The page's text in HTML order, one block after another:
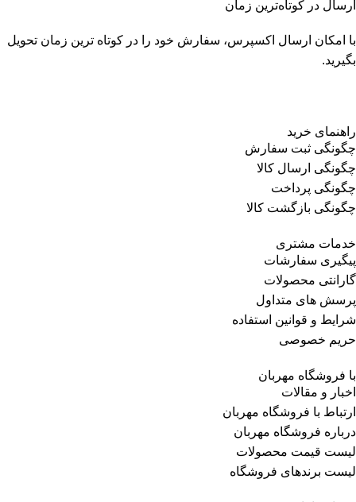
ارسال در کوتاه‌ترین زمان
با امکان ارسال اکسپرس، سفارش خود را در کوتاه ترین زمان تحویل
بگیرید.
راهنمای خرید
چگونگی ثبت سفارش
چگونگی ارسال کالا
چگونگی پرداخت
چگونگی بازگشت کالا
خدمات مشتری
پیگیری سفارشات
گارانتی محصولات
پرسش های متداول
شرایط و قوانین استفاده
حریم خصوصی
با فروشگاه مهربان
اخبار و مقالات
ارتباط با فروشگاه مهربان
درباره فروشگاه مهربان
لیست قیمت محصولات
لیست برندهای فروشگاه